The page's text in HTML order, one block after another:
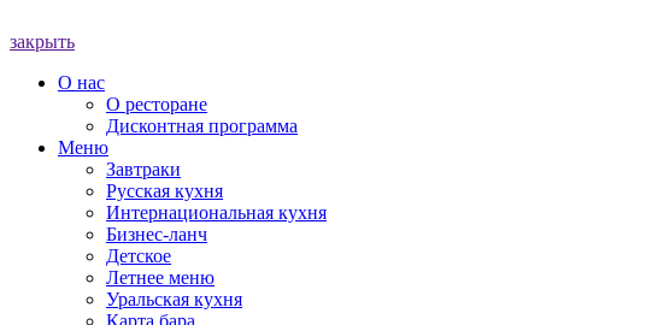
закрыть
О нас
О ресторане
Дисконтная программа
Меню
Завтраки
Русская кухня
Интернациональная кухня
Бизнес-ланч
Детское
Летнее меню
Уральская кухня
Карта бара